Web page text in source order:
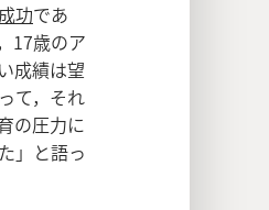
成功であ
17歳のア
成績は望
て，それ
の圧力に
」と語っ